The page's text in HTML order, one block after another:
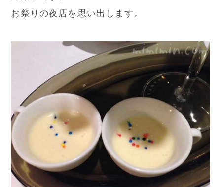
お祭りの夜店を思い出します。